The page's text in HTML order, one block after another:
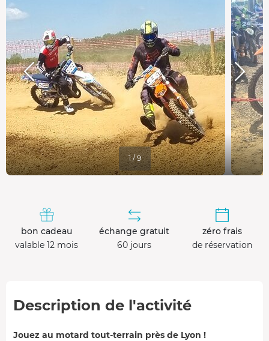
1 / 9
bon cadeau
valable 12 mois
échange gratuit
60 jours
zéro frais
de réservation
Description de l'activité
Jouez au motard tout-terrain près de Lyon !